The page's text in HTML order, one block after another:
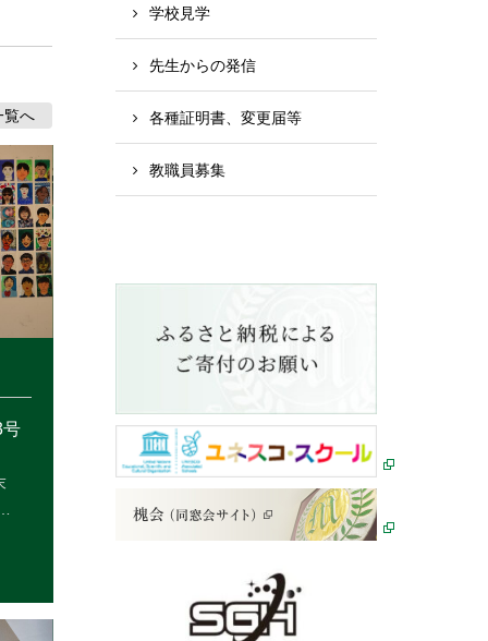
覧へ
号
学校見学
先生からの発信
各種証明書、変更届等
教職員募集